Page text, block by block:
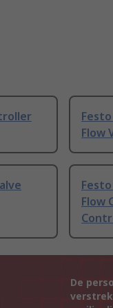
Flow
Flow
De